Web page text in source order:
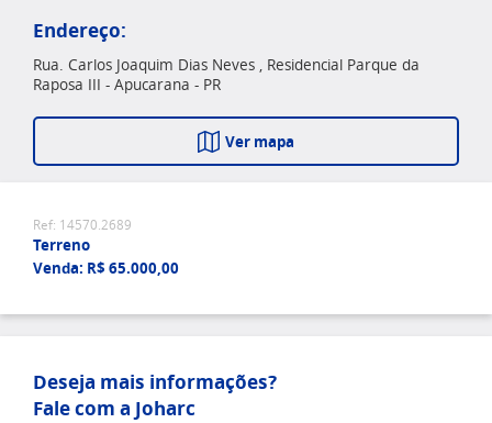
Endereço:
Rua. Carlos Joaquim Dias Neves , Residencial Parque da
Raposa III - Apucarana - PR
Ver mapa
Ref: 14570.2689
Terreno
Venda: R$ 65.000,00
Deseja mais informações?
Fale com a Joharc